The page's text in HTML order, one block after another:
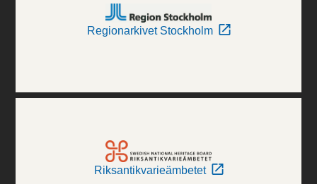
Regionarkivet Stockholm
Riksantikvarieämbetet